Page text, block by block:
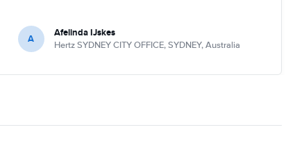
A Afelinda IJskes
Hertz SYDNEY CITY OFFICE, SYDNEY, Australia